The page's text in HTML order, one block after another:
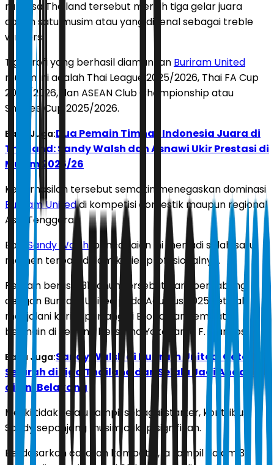
raksasa Thailand tersebut meraih tiga gelar juara
dalam satu musim atau yang dikenal sebagai treble
winners.
Tiga trofi yang berhasil diamankan Buriram United
musim ini adalah Thai League 2025/2026, Thai FA Cup
2025/2026, dan ASEAN Club Championship atau
Shopee Cup 2025/2026.
Baca Juga:Dua Pemain Timnas Indonesia Juara di
Thailand: Sandy Walsh dan Asnawi Ukir Prestasi di
Musim 2025/26
Keberhasilan tersebut semakin menegaskan dominasi
Buriram Uniteddi kompetisi domestik maupun regional
Asia Tenggara.
Bagi Sandy Walsh , pencapaian ini menjadi salah satu
momen terbaik dalam karier profesionalnya.
Pemain berusia 31 tahun tersebut baru bergabung
dengan Buriram United pada Agustus 2025 setelah
menjalani karier panjang di Eropa dan sempat
bermain di Jepang bersama Yokohama F. Marinos.
Baca Juga:Sandy Walsh di Buriram United: Cetak
Sejarah di Liga Thailand dan Selalu Jadi Andalan
di Lini Belakang
Meski tidak selalu tampil sebagai starter, kontribusi
Sandy sepanjang musim cukup signifikan.
Berdasarkan catatan kompetisi, ia tampil dalam 33